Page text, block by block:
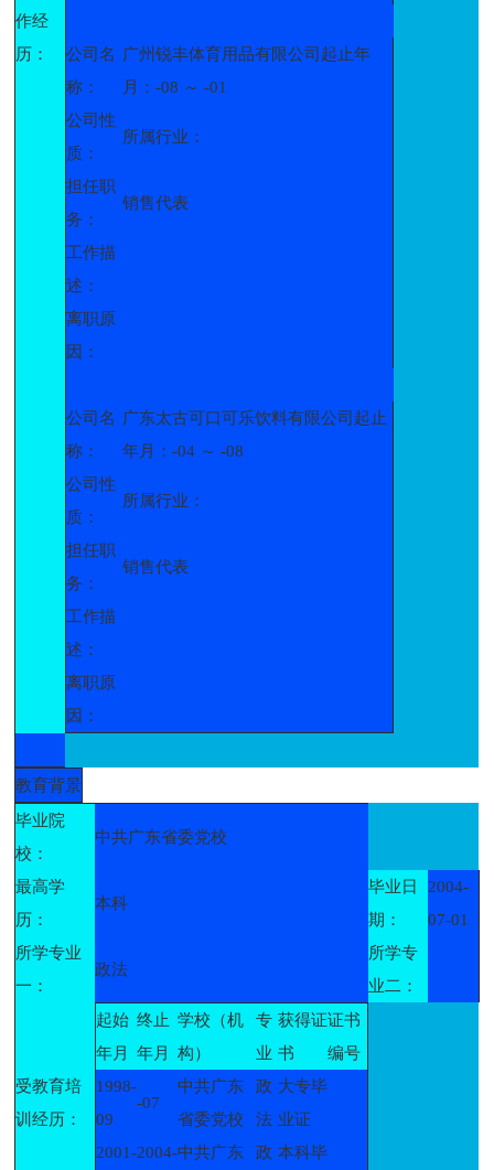
作经
历：
公司名
称：
广州锐丰体育用品有限公司起止年
月：-08 ～ -01
公司性
质：
所属行业：
担任职
务：
销售代表
工作描
述：
离职原
因：
公司名
称：
广东太古可口可乐饮料有限公司起止
年月：-04 ～ -08
公司性
质：
所属行业：
担任职
务：
销售代表
工作描
述：
离职原
因：
教育背景
毕业院
校：
中共广东省委党校
最高学
历：
本科
毕业日
期：
2004-
07-01
所学专业
一：
政法
所学专
业二：
受教育培
训经历：
起始
年月
终止
年月
学校（机
构）
专
业
获得证
书
证书
编号
1998-
09
-07
中共广东
省委党校
政
法
大专毕
业证
2001-2004-中共广东
政 本科毕